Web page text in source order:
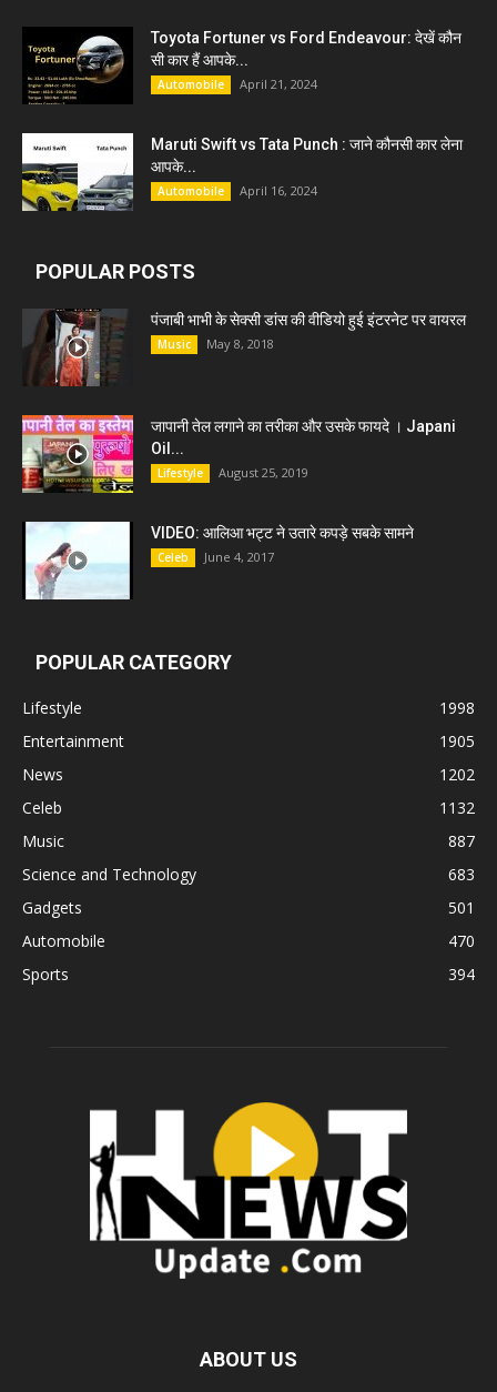
Toyota Fortuner vs Ford Endeavour: देखें कौन
सी कार हैं आपके...
Automobile April 21, 2024
Maruti Swift vs Tata Punch : जाने कौनसी कार लेना
आपके...
Automobile April 16, 2024
POPULAR POSTS
पंजाबी भाभी के सेक्सी डांस की वीडियो हुई इंटरनेट पर वायरल
Music May 8, 2018
जापानी तेल लगाने का तरीका और उसके फायदे । Japani
Oil...
Lifestyle August 25, 2019
VIDEO: आलिआ भट्ट ने उतारे कपड़े सबके सामने
Celeb June 4, 2017
POPULAR CATEGORY
Lifestyle
1998
Entertainment
1905
News
1202
Celeb
1132
Music
887
Science and Technology
683
Gadgets
501
Automobile
470
Sports
394
ABOUT US